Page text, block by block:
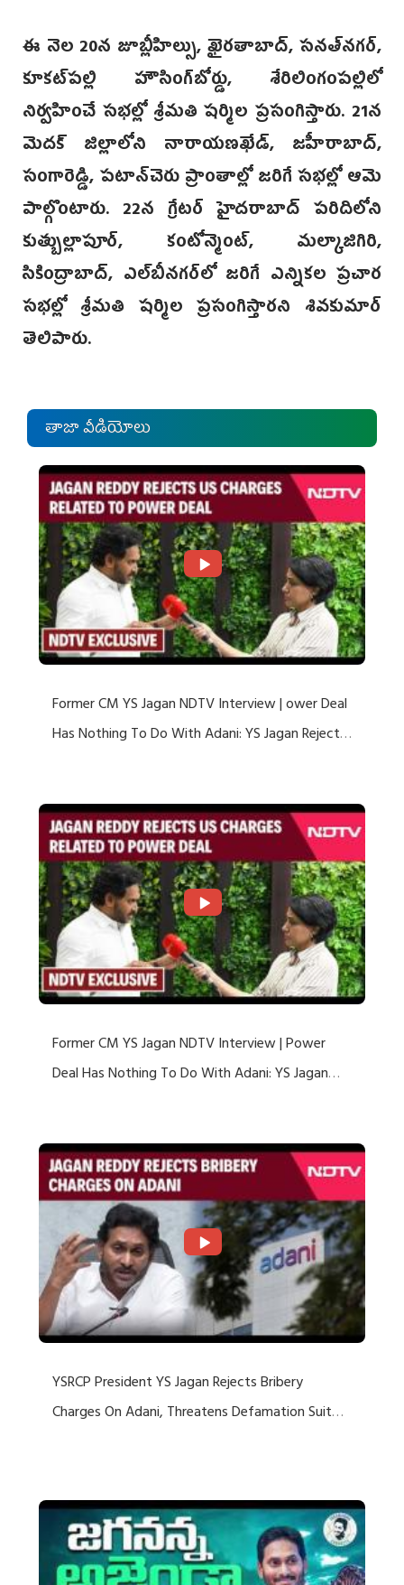
‌ఈ నెల 20న జూబ్లీహిల్సు, ఖైరతాబాద్, సనత్‌నగర్,
కూకట్‌పల్లి హౌసింగ్‌బోర్డు, శేరిలింగంపల్లిలో
నిర్వహించే సభల్లో శ్రీమతి షర్మిల ప్రసంగిస్తారు. 21న
మెదక్ జిల్లాలోని నారాయణఖేడ్, జహీరాబాద్,
సంగారెడ్డి, పటా‌న్‌చెరు ప్రాంతాల్లో జరిగే సభల్లో ఆమె
పాల్గొంటారు. 22న గ్రేటర్ హైదరాబా‌ద్‌ పరిదిలోని
కుత్బుల్లాపూర్, కంటోన్మెంట్, మల్కాజిగిరి,
సికింద్రాబాద్, ఎల్‌బీనగర్‌లో జరిగే ఎన్నికల ప్రచార
సభల్లో శ్రీమతి షర్మిల ప్రసంగిస్తారని శివకుమార్
తెలిపారు.
తాజా వీడియోలు
Former CM YS Jagan NDTV Interview | ower Deal
Has Nothing To Do With Adani: YS Jagan Rejects
Former CM YS Jagan NDTV Interview | Power
Deal Has Nothing To Do With Adani: YS Jagan
YSRCP President YS Jagan Rejects Bribery
Charges On Adani, Threatens Defamation Suit